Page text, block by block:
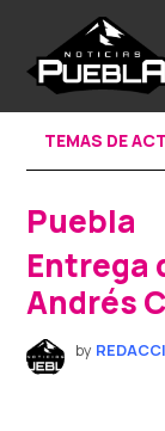
content
TEMAS DE
POSTED
IN
Puebla
Entrega
Andrés
by